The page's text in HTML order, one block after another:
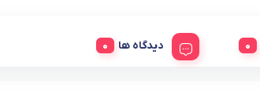
دیدگاه ها